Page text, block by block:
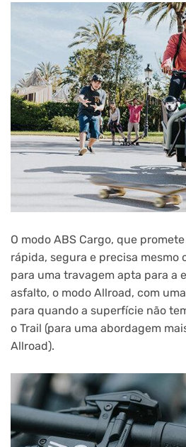
O modo ABS Cargo, que
rápida, segura e precisa mesmo
para uma travagem apta para a
asfalto, o modo Allroad, com
para quando a superfície não
o Trail (para uma abordagem
Allroad).